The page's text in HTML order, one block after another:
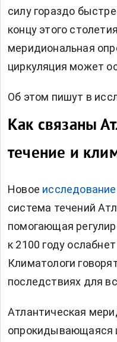
силу гораздо
концу этого
меридиональная
циркуляция может
Об этом пишут в
Как связаны
течение и
Новое исследование
система течений
помогающая
к 2100 году
Климатологи
последствиях для
Атлантическая
опрокидывающаяся